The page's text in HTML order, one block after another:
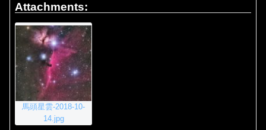
Attachments:
馬頭星雲-2018-10-
14.jpg